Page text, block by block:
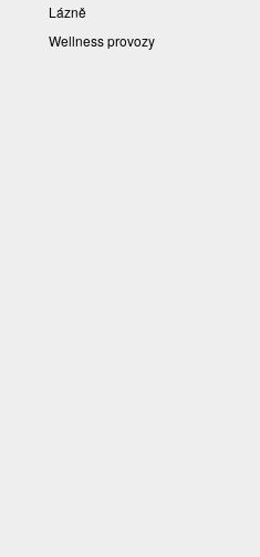
Lázně
Wellness provozy